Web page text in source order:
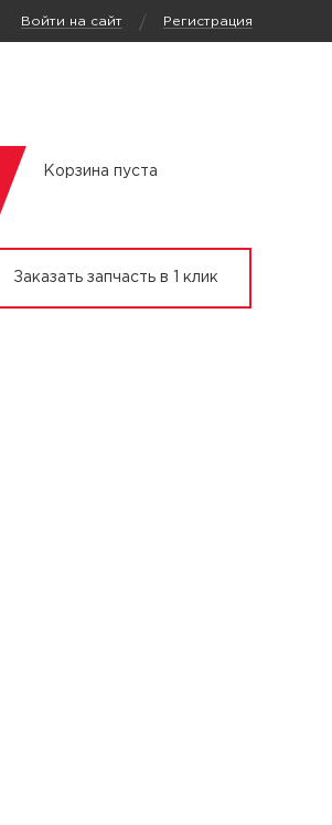
Войти на сайт / Регистрация
Корзина пуста
Заказать запчасть в 1 клик